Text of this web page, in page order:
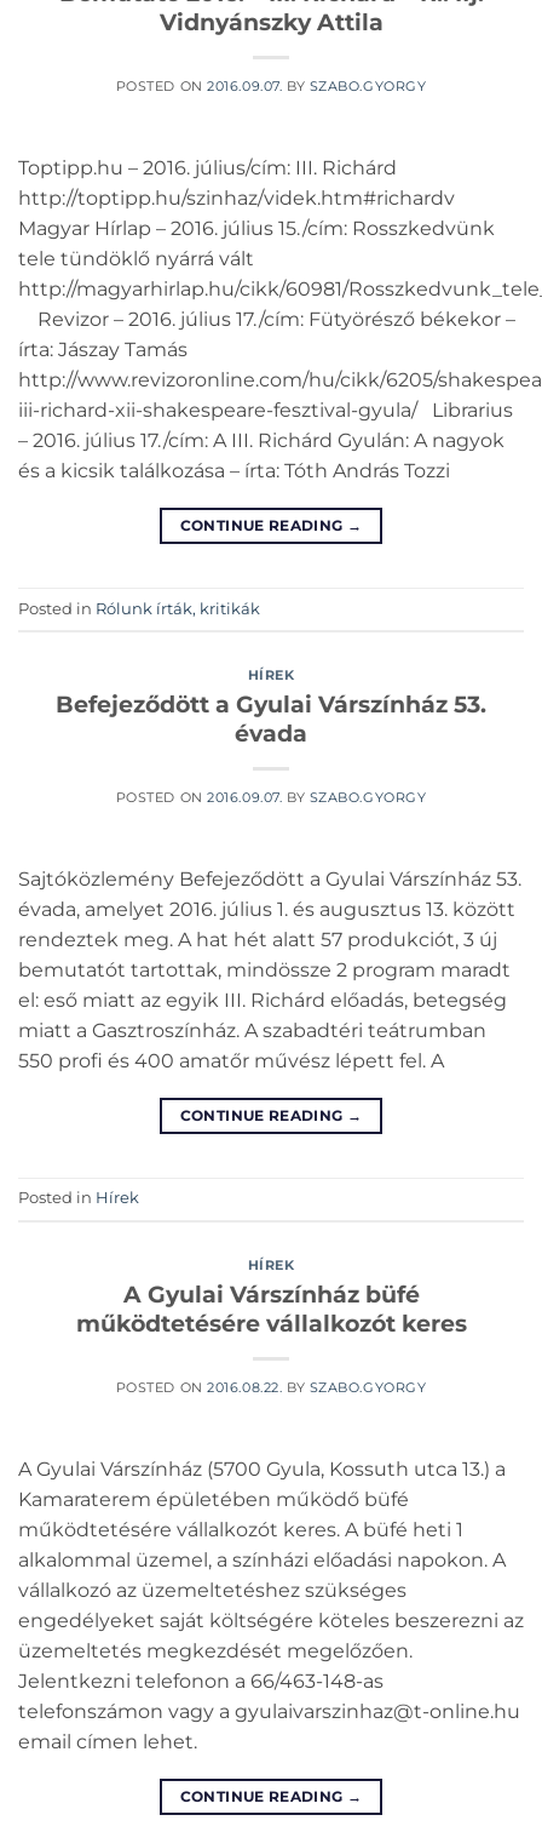
Vidnyánszky Attila
POSTED ON2016.09.07. BY SZABO.GYORGY
Toptipp.hu – 2016. július/cím: III. Richárd
http://toptipp.hu/szinhaz/videk.htm#richardv
Magyar Hírlap – 2016. július 15./cím: Rosszkedvünk
tele tündöklő nyárrá vált
http://magyarhirlap.hu/cikk/60981/
Revizor – 2016. július 17./cím: Fütyörésző békekor –
írta: Jászay Tamás
http://www.revizoronline.com/hu/cikk/6205/
iii-richard-xii-shakespeare-fesztival-gyula/ Librarius
– 2016. július 17./cím: A III. Richárd Gyulán: A nagyok
és a kicsik találkozása – írta: Tóth András Tozzi
CONTINUE READING →
Posted in Rólunk írták, kritikák
HÍREK
Befejeződött a Gyulai Várszínház 53.
évada
POSTED ON2016.09.07. BY SZABO.GYORGY
Sajtóközlemény Befejeződött a Gyulai Várszínház 53.
évada, amelyet 2016. július 1. és augusztus 13. között
rendeztek meg. A hat hét alatt 57 produkciót, 3 új
bemutatót tartottak, mindössze 2 program maradt
el: eső miatt az egyik III. Richárd előadás, betegség
miatt a Gasztroszínház. A szabadtéri teátrumban
550 profi és 400 amatőr művész lépett fel. A
CONTINUE READING →
Posted in Hírek
HÍREK
A Gyulai Várszínház büfé
működtetésére vállalkozót keres
POSTED ON2016.08.22. BY SZABO.GYORGY
A Gyulai Várszínház (5700 Gyula, Kossuth utca 13.) a
Kamaraterem épületében működő büfé
működtetésére vállalkozót keres. A büfé heti 1
alkalommal üzemel, a színházi előadási napokon. A
vállalkozó az üzemeltetéshez szükséges
engedélyeket saját költségére köteles beszerezni az
üzemeltetés megkezdését megelőzően.
Jelentkezni telefonon a 66/463-148-as
telefonszámon vagy a gyulaivarszinhaz@t-online.hu
email címen lehet.
CONTINUE READING →